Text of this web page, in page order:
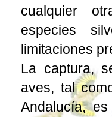
cualquier
especies
limitaciones
La captura,
aves, tal
Andalucía,